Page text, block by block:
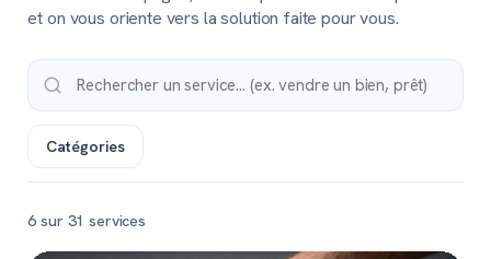
et on vous oriente vers la solution faite pour vous.
Catégories
6 sur 31 services